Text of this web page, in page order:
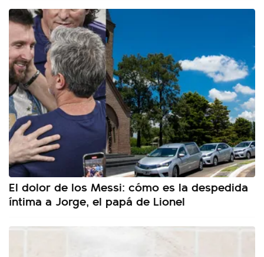
El dolor de los Messi: cómo es la despedida
íntima a Jorge, el papá de Lionel